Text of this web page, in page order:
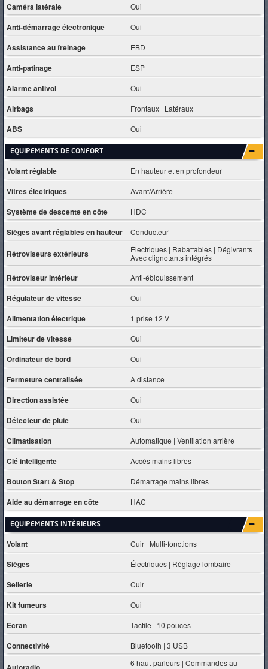
Caméra latérale Oui
Anti-démarrage électronique Oui
Assistance au freinage EBD
Anti-patinage ESP
Alarme antivol Oui
Airbags Frontaux | Latéraux
ABS Oui
EQUIPEMENTS DE CONFORT
Volant réglable En hauteur et en profondeur
Vitres électriques Avant/Arrière
Système de descente en côte HDC
Sièges avant réglables en hauteur Conducteur
Rétroviseurs extérieurs
Électriques | Rabattables | Dégivrants |
Avec clignotants intégrés
Rétroviseur intérieur Anti-éblouissement
Régulateur de vitesse Oui
Alimentation électrique 1 prise 12 V
Limiteur de vitesse Oui
Ordinateur de bord Oui
Fermeture centralisée À distance
Direction assistée Oui
Détecteur de pluie Oui
Climatisation Automatique | Ventilation arrière
Clé intelligente Accès mains libres
Bouton Start & Stop Démarrage mains libres
Aide au démarrage en côte HAC
EQUIPEMENTS INTÈRIEURS
Volant Cuir | Multi-fonctions
Sièges Électriques | Réglage lombaire
Sellerie Cuir
Kit fumeurs Oui
Ecran Tactile | 10 pouces
Connectivité Bluetooth | 3 USB
6 haut-parleurs | Commandes au